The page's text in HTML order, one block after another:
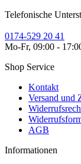
Telefonische
0174-529 20 41
Mo-Fr, 09:00 -
Shop Service
Kontakt
Versand und
AGB
Informationen